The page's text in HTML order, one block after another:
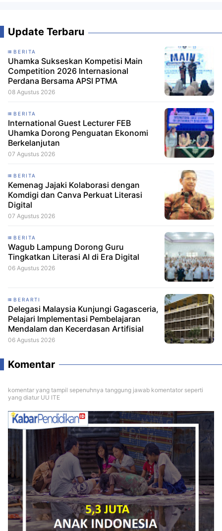
Update Terbaru
BERITA
Uhamka Sukseskan Kompetisi Main
Competition 2026 Internasional
Perdana Bersama APSI PTMA
08 Agustus 2026
BERITA
International Guest Lecturer FEB
Uhamka Dorong Penguatan Ekonomi
Berkelanjutan
07 Agustus 2026
BERITA
Kemenag Jajaki Kolaborasi dengan
Komdigi dan Canva Perkuat Literasi
Digital
07 Agustus 2026
BERITA
Wagub Lampung Dorong Guru
Tingkatkan Literasi AI di Era Digital
06 Agustus 2026
BERARTI
Delegasi Malaysia Kunjungi Gagasceria,
Pelajari Implementasi Pembelajaran
Mendalam dan Kecerdasan Artifisial
06 Agustus 2026
Komentar
komentar yang tampil sepenuhnya tanggung jawab komentator seperti
yang diatur UU ITE